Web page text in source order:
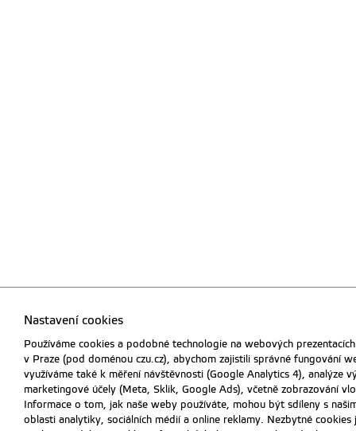
Nastavení cookies
Používáme cookies a podobné technologie na webových
v Praze (pod doménou czu.cz), abychom zajistili správné fungování
využíváme také k měření návštěvnosti (Google Analytics 4), analýze
marketingové účely (Meta, Sklik, Google Ads), včetně zobrazování
Informace o tom, jak naše weby používáte, mohou být sdíleny s
oblasti analytiky, sociálních médií a online reklamy. Nezbytné